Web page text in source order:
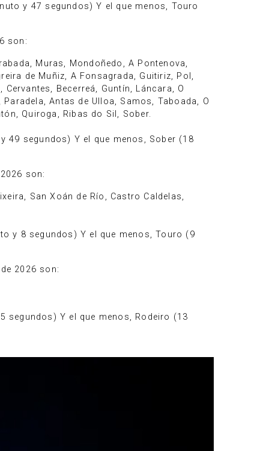
y 47 segundos) Y el que menos, Touro
son:
Muras, Mondoñedo, A Pontenova,
de Muñiz, A Fonsagrada, Guitiriz, Pol,
Becerreá, Guntín, Láncara, O
Antas de Ulloa, Samos, Taboada, O
Quiroga, Ribas do Sil, Sober.
49 segundos) Y el que menos, Sober (18
son:
San Xoán de Río, Castro Caldelas,
y 8 segundos) Y el que menos, Touro (9
2026 son:
segundos) Y el que menos, Rodeiro (13